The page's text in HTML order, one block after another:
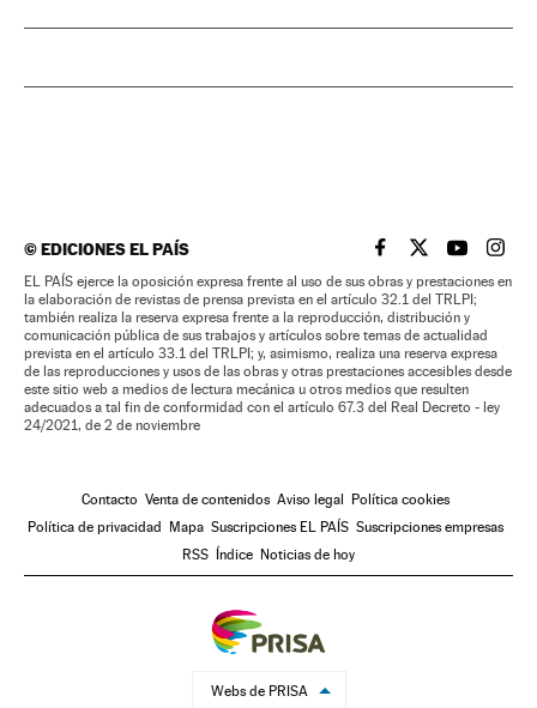
©EDICIONES EL PAÍS EL PAÍS BRASIL EN
EL PAÍSEL PAÍS
EL
EL PAÍS ejerce la oposición expresa frente al uso de sus obras y prestaciones en
la elaboración de revistas de prensa prevista en el artículo 32.1 del TRLPI;
también realiza la reserva expresa frente a la reproducción, distribución y
comunicación pública de sus trabajos y artículos sobre temas de actualidad
prevista en el artículo 33.1 del TRLPI; y, asimismo, realiza una reserva expresa
de las reproducciones y usos de las obras y otras prestaciones accesibles desde
este sitio web a medios de lectura mecánica u otros medios que resulten
adecuados a tal fin de conformidad con el artículo 67.3 del Real Decreto - ley
24/2021, de 2 de noviembre
Contacto Venta de contenidos Aviso legal
Política cookies
Política de privacidad
Mapa Suscripciones EL PAÍS Suscripciones empresas
RSS
Índice Noticias de hoy
Webs de PRISA